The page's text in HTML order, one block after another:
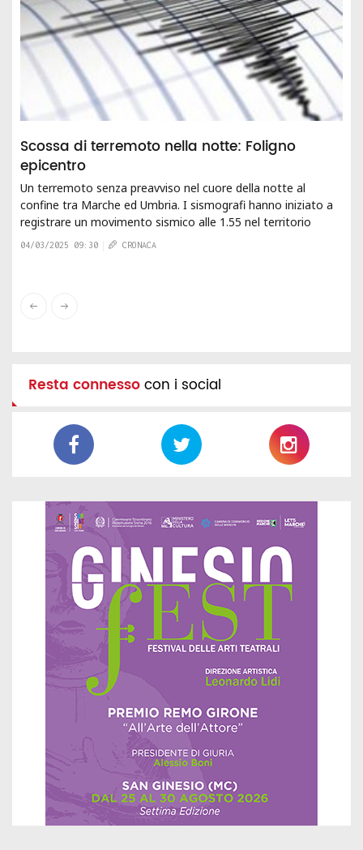
Scossa di terremoto nella notte: Foligno
epicentro
Un terremoto senza preavviso nel cuore della notte al
confine tra Marche ed Umbria. I sismografi hanno iniziato a
registrare un movimento sismico alle 1.55 nel territorio
folignate, sisma che ha...
04/03/2025 09:30 CRONACA
Resta connessocon i social